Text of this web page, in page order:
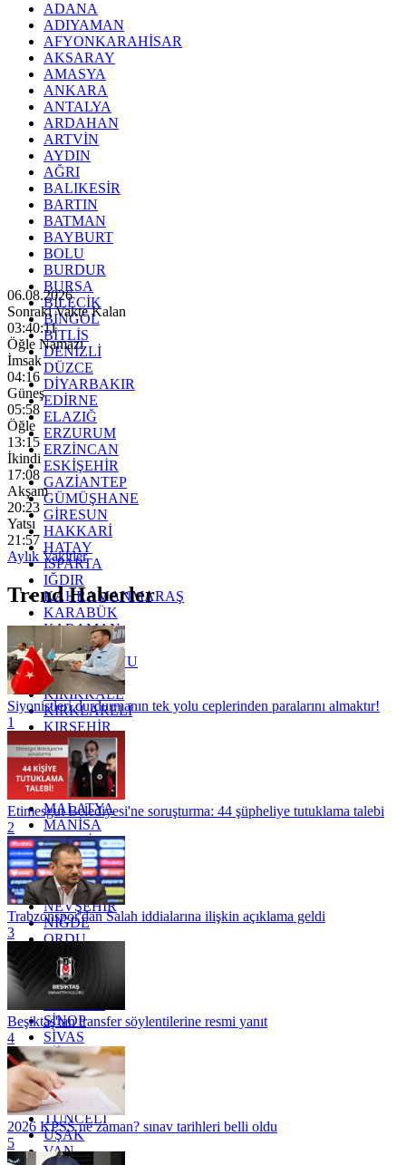
ADANA
ADIYAMAN
AFYONKARAHİSAR
AKSARAY
AMASYA
ANKARA
ANTALYA
ARDAHAN
ARTVİN
AYDIN
AĞRI
BALIKESİR
BARTIN
BATMAN
BAYBURT
BOLU
BURDUR
BURSA
BİLECİK
BİNGÖL
BİTLİS
DENİZLİ
DÜZCE
DİYARBAKIR
EDİRNE
ELAZIĞ
ERZURUM
ERZİNCAN
ESKİŞEHİR
GAZİANTEP
GÜMÜŞHANE
GİRESUN
HAKKARİ
HATAY
ISPARTA
IĞDIR
KAHRAMANMARAŞ
KARABÜK
KARAMAN
KARS
KASTAMONU
KAYSERİ
KIRIKKALE
KIRKLARELİ
KIRŞEHİR
KOCAELİ
KONYA
KÜTAHYA
KİLİS
MALATYA
MANİSA
MARDİN
MERSİN
MUĞLA
MUŞ
NEVŞEHİR
NİĞDE
ORDU
OSMANİYE
RİZE
SAKARYA
SİNOP
SİVAS
SİİRT
TEKİRDAĞ
TOKAT
TRABZON
TUNCELİ
UŞAK
VAN
06.08.2026
Sonraki Vakte Kalan
03:40:09
Öğle Namazı
İmsak
04:16
Güneş
05:58
Öğle
13:15
İkindi
17:08
Akşam
20:23
Yatsı
21:57
Aylık Vakitler
Trend Haberler
Siyonistleri durdurmanın tek yolu ceplerinden paralarını almaktır!
1
Etimesgut Belediyesi'ne soruşturma: 44 şüpheliye tutuklama talebi
2
Trabzonspor'dan Salah iddialarına ilişkin açıklama geldi
3
Beşiktaş'tan transfer söylentilerine resmi yanıt
4
2026 KPSS ne zaman? sınav tarihleri belli oldu
5